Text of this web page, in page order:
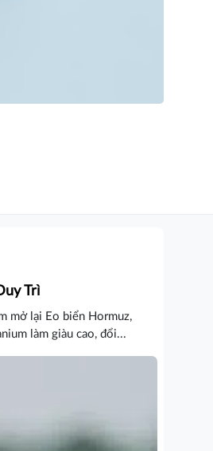
Trì
mở lại Eo biển Hormuz,
làm giàu cao, đổi...